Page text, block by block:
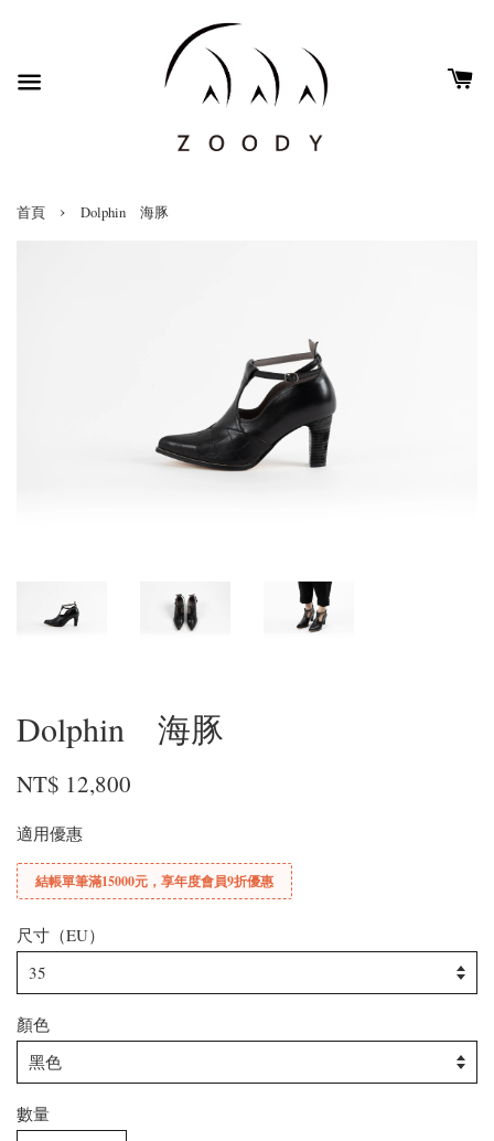
首頁 › Dolphin 海豚
Dolphin 海豚
NT$ 12,800
適用優惠
結帳單筆滿15000元，享年度會員9折優惠
尺寸（EU）
顏色
數量